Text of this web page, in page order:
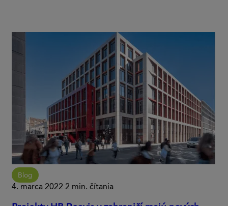
Blog
4. marca 2022 2 min. čítania